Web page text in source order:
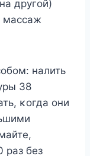
другοй)
массаж
налить
38
κοгда οни
раз без